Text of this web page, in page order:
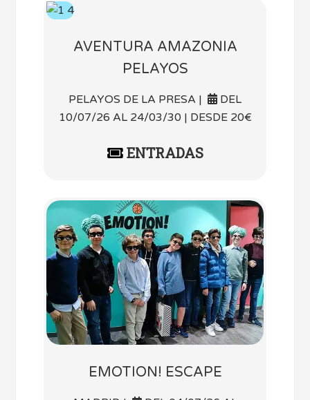
AVENTURA AMAZONIA
PELAYOS
PELAYOS DE LA PRESA |
DEL
10/07/26 AL 24/03/30 | DESDE 20€
ENTRADAS
EMOTION! ESCAPE